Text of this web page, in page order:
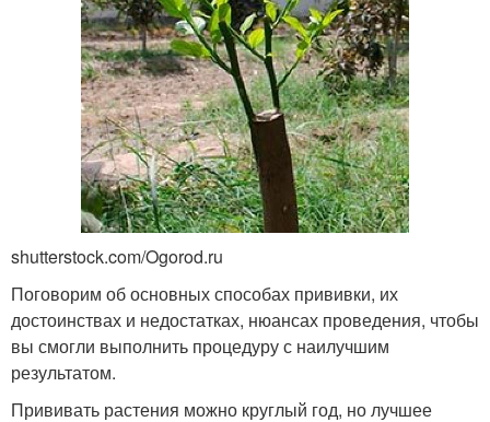
shutterstock.com/Ogorod.ru
Поговорим об основных способах прививки, их
достоинствах и недостатках, нюансах проведения, чтобы
вы смогли выполнить процедуру с наилучшим
результатом.
Прививать растения можно круглый год, но лучшее